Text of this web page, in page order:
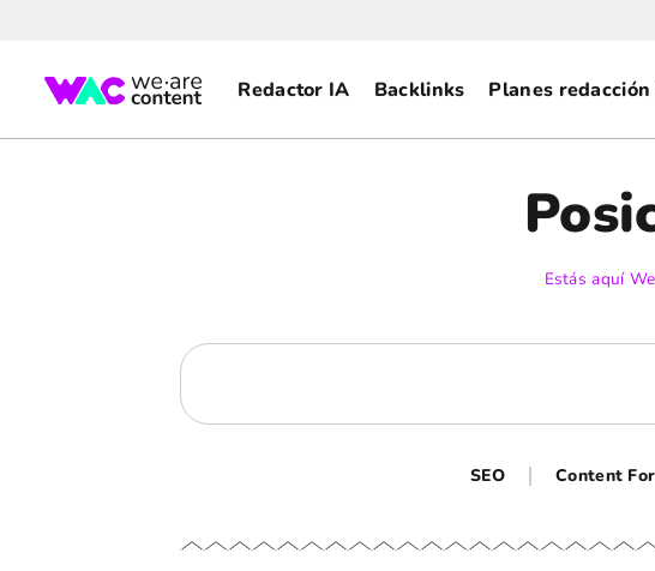
Redactor IA Backlinks Planes
Estás aquí
SEO Content